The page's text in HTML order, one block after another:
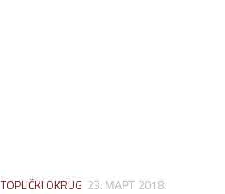
TOPLIČKI OKRUG 23. МАРТ 2018.